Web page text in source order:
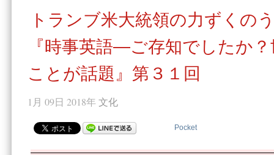
トランブ米大統領の力ずくの
『時事英語―ご存知でしたか
ことが話題』第３１回
1月 09日 2018年 文化
Pocket